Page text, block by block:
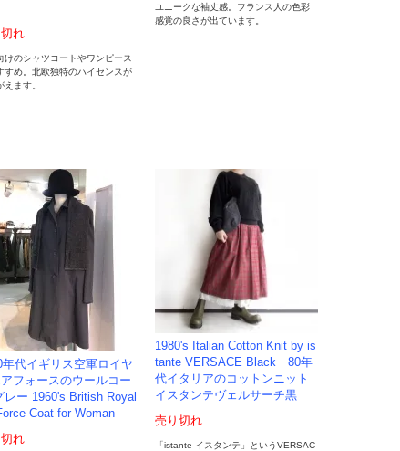
れ
けのシャツコートやワンピース
すめ。北欧独特のハイセンスが
えます。
ユニークな袖丈感。フランス人の色彩
感覚の良さが出ています。
年代イギリス空軍ロイヤ
フォースのウールコー
レー 1960's British Royal
Coat for Woman
れ
1980's Italian Cotton Knit by is
tante VERSACE Black 80年
代イタリアのコットンニット
イスタンテヴェルサーチ黒
売り切れ
「istante イスタンテ」というVERSAC